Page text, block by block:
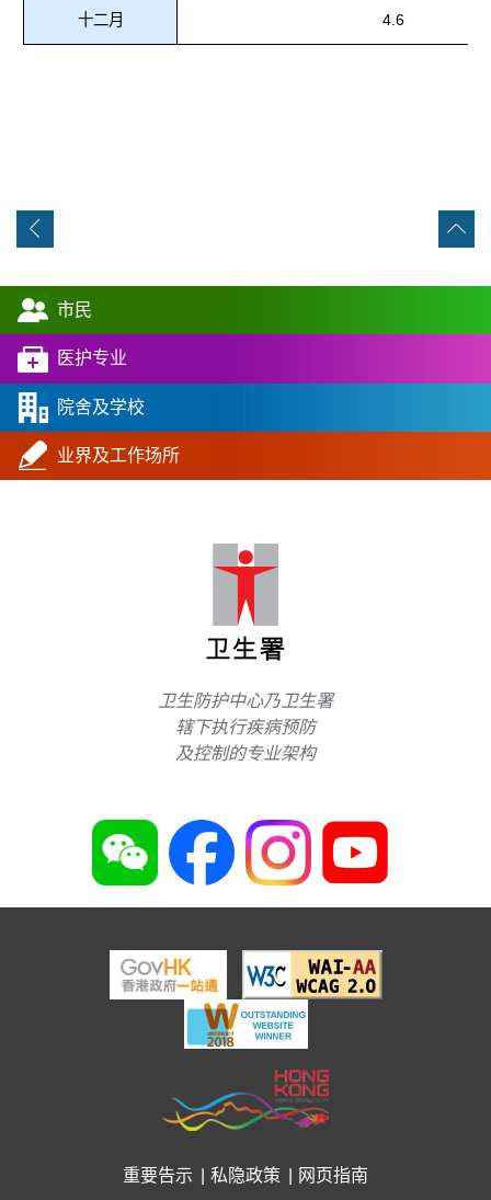
十二月 4.6
市民
医护专业
院舍及学校
业界及工作场所
卫生防护中心乃卫生署
辖下执行疾病预防
及控制的专业架构
重要告示 私隐政策 网页指南